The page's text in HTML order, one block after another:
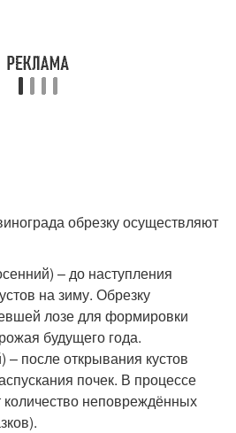
обрезку осуществляют
– до наступления
на зиму. Обрезку
лозе для формировки
будущего года.
после открывания кустов
почек. В процессе
неповреждённых